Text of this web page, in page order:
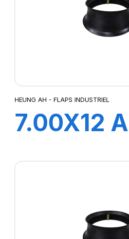
HEUNG AH - FLAPS INDUSTRIEL
7.00X12